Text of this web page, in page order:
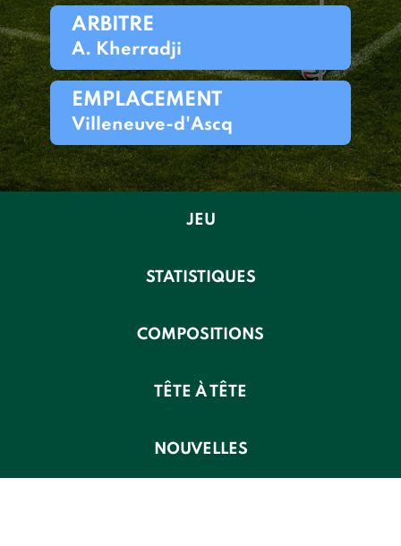
ARBITRE
A. Kherradji
EMPLACEMENT
Villeneuve-d'Ascq
JEU
STATISTIQUES
COMPOSITIONS
TÊTE À TÊTE
NOUVELLES